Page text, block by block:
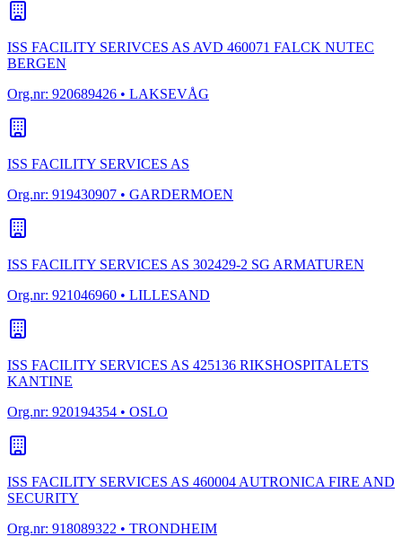
ISS FACILITY SERIVCES AS AVD 460071 FALCK NUTEC
BERGEN
Org.nr: 920689426 • LAKSEVÅG
ISS FACILITY SERVICES AS
Org.nr: 919430907 • GARDERMOEN
ISS FACILITY SERVICES AS 302429-2 SG ARMATUREN
Org.nr: 921046960 • LILLESAND
ISS FACILITY SERVICES AS 425136 RIKSHOSPITALETS
KANTINE
Org.nr: 920194354 • OSLO
ISS FACILITY SERVICES AS 460004 AUTRONICA FIRE AND
SECURITY
Org.nr: 918089322 • TRONDHEIM